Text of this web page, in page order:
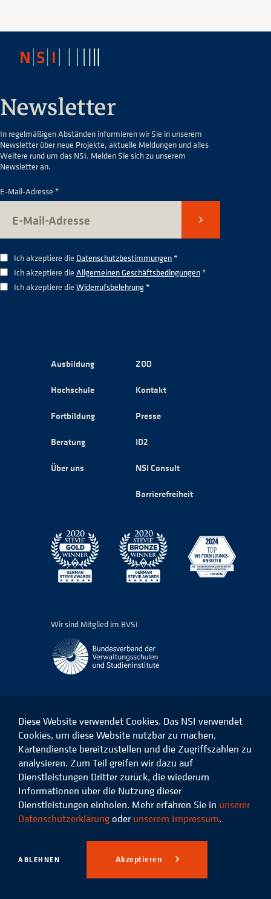
Newsletter
In regelmäßigen Abständen informieren wir Sie in unserem
Newsletter über neue Projekte, aktuelle Meldungen und alles
Weitere rund um das NSI. Melden Sie sich zu unserem
Newsletter an.
E-Mail-Adresse *
Senden
Ich akzeptiere die Datenschutzbestimmungen*
Ich akzeptiere die Allgemeinen Geschäftsbedingungen*
Ich akzeptiere die Widerrufsbelehrung*
Ausbildung
Hochschule
Fortbildung
Beratung
Über uns
ZOD
Kontakt
Presse
ID2
NSI Consult
Barrierefreiheit
Wir sind Mitglied im BVSI
Das
NSI
Facebook
Das
NSI
auf
LinkedIn
Das
NSI
auf
Instagram
Das
Xing
© 2026 Niedersächsisches
Studieninstitut für kommunale
Verwaltung e.V.
Datenschutz Impressum
Diese Website verwendet Cookies. Das NSI verwendet
Cookies, um diese Website nutzbar zu machen,
Kartendienste bereitzustellen und die Zugriffszahlen zu
analysieren. Zum Teil greifen wir dazu auf
Dienstleistungen Dritter zurück, die wiederum
Informationen über die Nutzung dieser
Dienstleistungen einholen. Mehr erfahren Sie in unserer
Datenschutzerklärung oder unserem Impressum.
ABLEHNEN Akzeptieren